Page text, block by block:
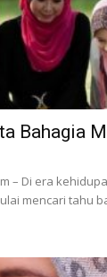
Bahagia
– Di era
mencari tahu